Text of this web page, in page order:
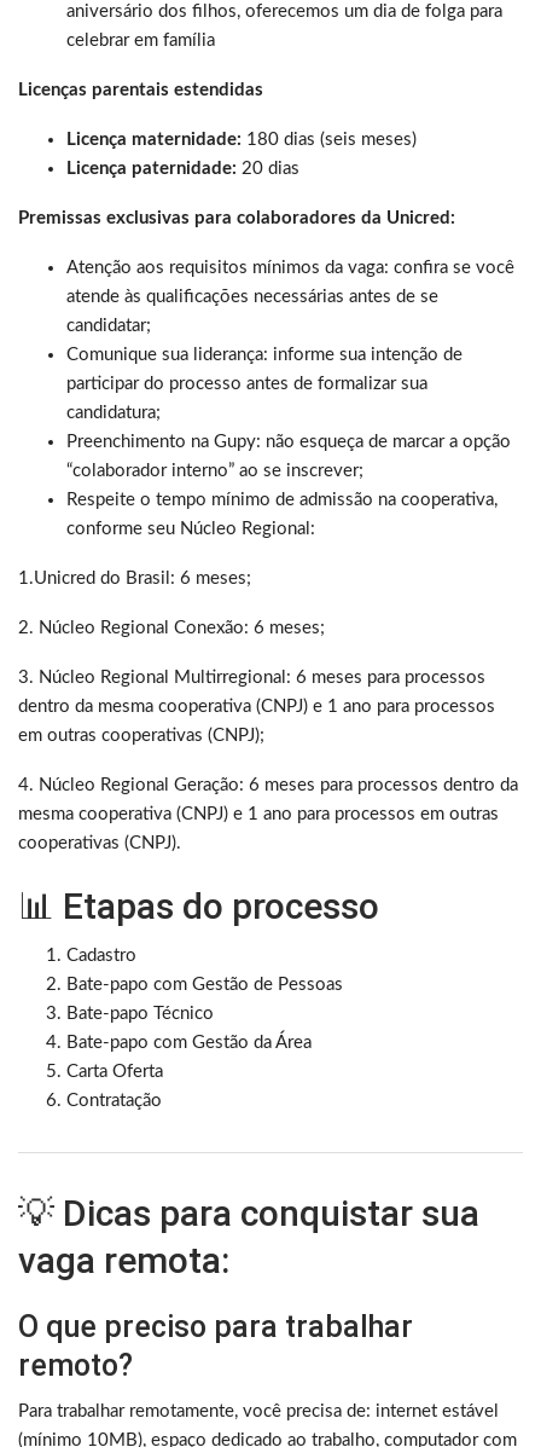
aniversário dos filhos, oferecemos um dia de folga para
celebrar em família
Licenças parentais estendidas
Licença maternidade: 180 dias (seis meses)
Licença paternidade: 20 dias
Premissas exclusivas para colaboradores da Unicred:
Atenção aos requisitos mínimos da vaga: confira se você
atende às qualificações necessárias antes de se
candidatar;
Comunique sua liderança: informe sua intenção de
participar do processo antes de formalizar sua
candidatura;
Preenchimento na Gupy: não esqueça de marcar a opção
“colaborador interno” ao se inscrever;
Respeite o tempo mínimo de admissão na cooperativa,
conforme seu Núcleo Regional:
1.Unicred do Brasil: 6 meses;
2. Núcleo Regional Conexão: 6 meses;
3. Núcleo Regional Multirregional: 6 meses para processos
dentro da mesma cooperativa (CNPJ) e 1 ano para processos
em outras cooperativas (CNPJ);
4. Núcleo Regional Geração: 6 meses para processos dentro da
mesma cooperativa (CNPJ) e 1 ano para processos em outras
cooperativas (CNPJ).
📊 Etapas do processo
Cadastro
Bate-papo com Gestão de Pessoas
Bate-papo Técnico
Bate-papo com Gestão da Área
Carta Oferta
Contratação
💡 Dicas para conquistar sua
vaga remota:
O que preciso para trabalhar
remoto?
Para trabalhar remotamente, você precisa de: internet estável
(mínimo 10MB), espaço dedicado ao trabalho, computador com